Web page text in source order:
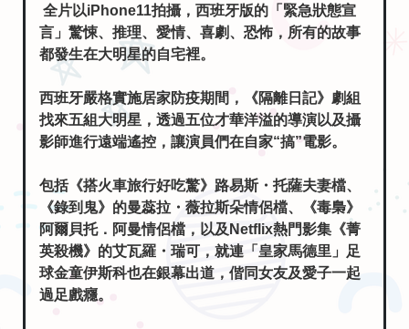
全片以iPhone11拍攝，西班牙版的「緊急狀態宣
言」驚悚、推理、愛情、喜劇、恐怖，所有的故事
都發生在大明星的自宅裡。
西班牙嚴格實施居家防疫期間，《隔離日記》劇組
找來五組大明星，透過五位才華洋溢的導演以及攝
影師進行遠端遙控，讓演員們在自家“搞”電影。
包括《搭火車旅行好吃驚》路易斯・托薩夫妻檔、
《錄到鬼》的曼蕊拉・薇拉斯朵情侶檔、《毒梟》
阿爾貝托．阿曼情侶檔，以及Netflix熱門影集《菁
英殺機》的艾瓦羅・瑞可，就連「皇家馬德里」足
球金童伊斯科也在銀幕出道，偕同女友及愛子一起
過足戲癮。